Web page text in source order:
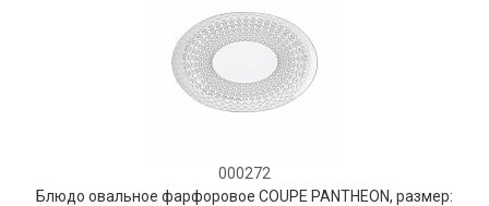
000272
Блюдо овальное фарфоровое COUPE PANTHEON, размер: